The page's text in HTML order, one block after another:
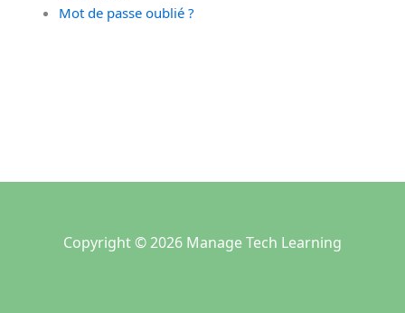
Mot de passe oublié ?
Copyright © 2026 Manage Tech Learning